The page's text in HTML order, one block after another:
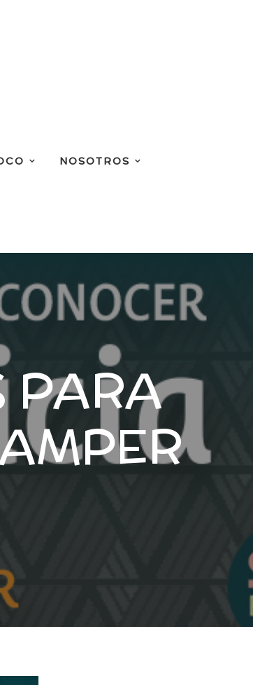
NOSOTROS
PARA